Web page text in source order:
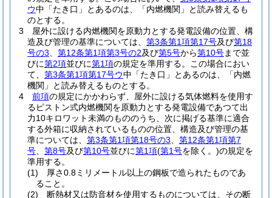
ウ中「たき口」とあるのは、「内燃機関」と読み替えるも
のとする。
3
屋外に設ける内燃機関を原動力とする発電設備の位置、構
造及び管理の基準については、 第3条第1項第17号及び第18
号の3
第12条第1項第3号の2及び第5号から第10号まで並
びに第2項並びに第1項の規定を準用する。
この場合におい
て、 第3条第1項第17号ウ中「たき口」とあるのは、「内燃
機関」と読み替えるものとする。
4
前項の規定にかかわらず、屋外に設ける気体燃料を使用す
るピストン式内燃機関を原動力とする発電設備であつて出
力10キロワット未満のもののうち、次に掲げる基準に適合
する外箱に収納されているものの位置、構造及び管理の基
準については、 第3条第1項第18号の3
第12条第1項第7
号
第8号及び第10号並びに第1項(第1号を除く。)の規定を
準用する。
(1)
厚さ0.8ミリメートル以上の鋼板で造られたものであ
ること。
(2)
断熱材又は防音材を使用するものについては、その断